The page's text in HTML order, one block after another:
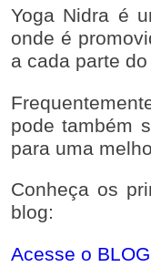
Yoga Nidra é
onde é
a cada parte
pode também
para uma
Conheça os
blog:
Acesse o BLOG